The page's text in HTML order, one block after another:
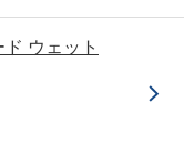
ウェット